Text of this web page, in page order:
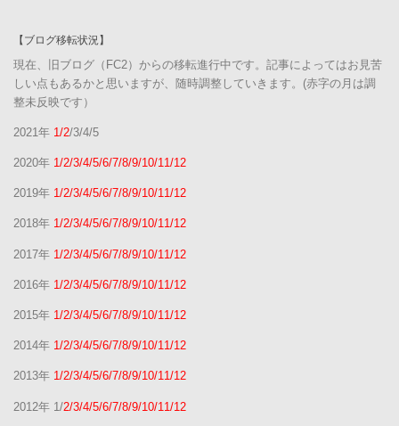
【ブログ移転状況】
現在、旧ブログ（FC2）からの移転進行中です。記事によってはお見苦
しい点もあるかと思いますが、随時調整していきます。(赤字の月は調
整未反映です）
2021年 1/2/3/4/5
2020年 1/2/3/4/5/6/7/8/9/10/11/12
2019年 1/2/3/4/5/6/7/8/9/10/11/12
2018年 1/2/3/4/5/6/7/8/9/10/11/12
2017年 1/2/3/4/5/6/7/8/9/10/11/12
2016年 1/2/3/4/5/6/7/8/9/10/11/12
2015年 1/2/3/4/5/6/7/8/9/10/11/12
2014年 1/2/3/4/5/6/7/8/9/10/11/12
2013年 1/2/3/4/5/6/7/8/9/10/11/12
2012年 1/2/3/4/5/6/7/8/9/10/11/12